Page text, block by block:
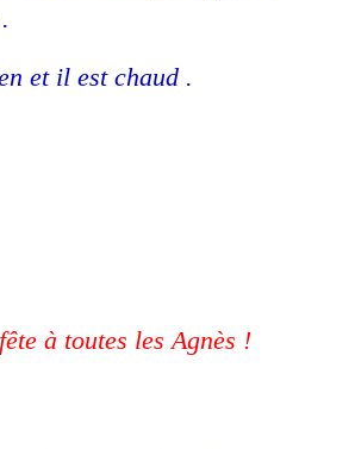
et il est chaud .
à toutes les Agnès !